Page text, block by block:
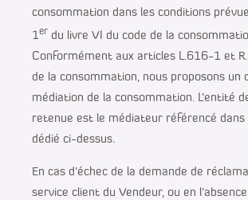
consommation dans les conditions
1er du livre VI du code de la
Conformément aux articles L.616-1 et
de la consommation, nous proposons un
médiation de la consommation. L’entité
retenue est le médiateur référencé dans
dédié ci-dessus.
En cas d’échec de la demande de
service client du Vendeur, ou en